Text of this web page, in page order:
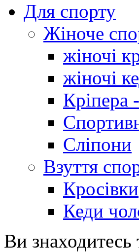
Для спорту
Жіноче
жіночі
жіночі
Кріпера
Сліпони
Взуття
Кросівки
Кеди
Ви знаходитесь